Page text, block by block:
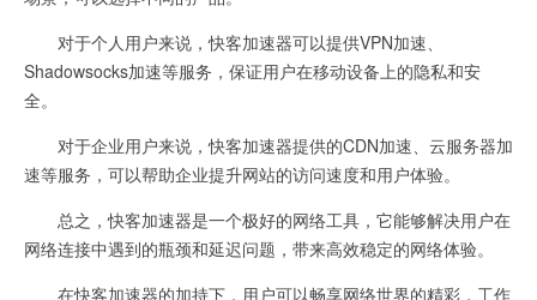
对于个人用户来说，快客加速器可以提供VPN加速、
Shadowsocks加速等服务，保证用户在移动设备上的隐私和安
全。
对于企业用户来说，快客加速器提供的CDN加速、云服务器加
速等服务，可以帮助企业提升网站的访问速度和用户体验。
总之，快客加速器是一个极好的网络工具，它能够解决用户在
网络连接中遇到的瓶颈和延迟问题，带来高效稳定的网络体验。
在快客加速器的加持下，用户可以畅享网络世界的精彩，工作